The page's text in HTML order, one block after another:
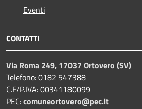
Eventi
CONTATTI
Via Roma 249, 17037 Ortovero (SV)
Telefono: 0182 547388
C.F/P.IVA: 00341180099
PEC:comuneortovero@pec.it